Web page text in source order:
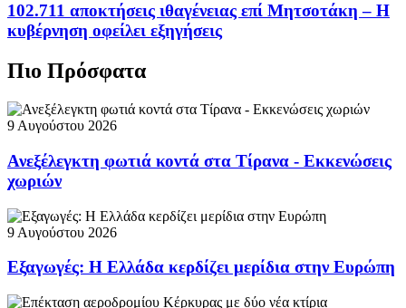
102.711 αποκτήσεις ιθαγένειας επί Μητσοτάκη – Η
κυβέρνηση οφείλει εξηγήσεις
Πιο Πρόσφατα
9 Αυγούστου 2026
Ανεξέλεγκτη φωτιά κοντά στα Τίρανα - Εκκενώσεις
χωριών
9 Αυγούστου 2026
Εξαγωγές: Η Ελλάδα κερδίζει μερίδια στην Ευρώπη